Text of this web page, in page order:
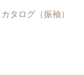
カタログ（振袖）